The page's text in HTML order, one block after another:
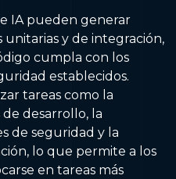
IA pueden generar
y de integración,
cumpla con los
establecidos.
tareas como la
desarrollo, la
de seguridad y la
lo que permite a los
en tareas más